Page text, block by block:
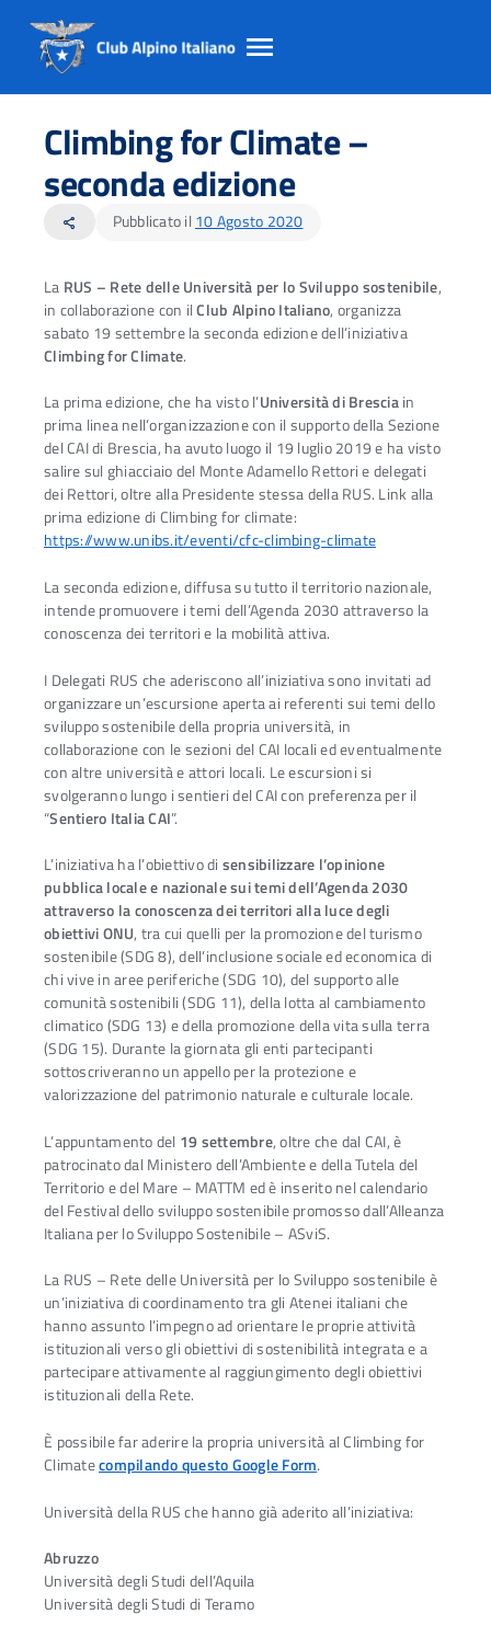
Salta
contento
Salta
Salta
Climbing for Climate –
seconda edizione
share Pubblicato il 10 Agosto 2020
La RUS – Rete delle Università per lo Sviluppo sostenibile,
in collaborazione con ilClub Alpino Italiano, organizza
sabato 19 settembre la seconda edizione dell’iniziativa
Climbing for Climate.
La prima edizione, che ha visto l’Università di Bresciain
prima linea nell’organizzazione con il supporto della Sezione
del CAI di Brescia, ha avuto luogo il 19 luglio 2019 e ha visto
salire sul ghiacciaio del Monte Adamello Rettori e delegati
dei Rettori, oltre alla Presidente stessa della RUS. Link alla
prima edizione di Climbing for climate:
https://www.unibs.it/eventi/cfc-climbing-climate
La seconda edizione, diffusa su tutto il territorio nazionale,
intende promuovere i temi dell’Agenda 2030 attraverso la
conoscenza dei territori e la mobilità attiva.
I Delegati RUS che aderiscono all’iniziativa sono invitati ad
organizzare un’escursione aperta ai referenti sui temi dello
sviluppo sostenibile della propria università, in
collaborazione con le sezioni del CAI locali ed eventualmente
con altre università e attori locali. Le escursioni si
svolgeranno lungo i sentieri del CAI con preferenza per il
“Sentiero Italia CAI”.
L’iniziativa ha l’obiettivo di sensibilizzare l’opinione
pubblica locale e nazionale sui temi dell’Agenda 2030
attraverso la conoscenza dei territori alla luce degli
obiettivi ONU, tra cui quelli per la promozione del turismo
sostenibile (SDG 8), dell’inclusione sociale ed economica di
chi vive in aree periferiche (SDG 10), del supporto alle
comunità sostenibili (SDG 11), della lotta al cambiamento
climatico (SDG 13) e della promozione della vita sulla terra
(SDG 15). Durante la giornata gli enti partecipanti
sottoscriveranno un appello per la protezione e
valorizzazione del patrimonio naturale e culturale locale.
L’appuntamento del 19 settembre, oltre che dal CAI, è
patrocinato dal Ministero dell’Ambiente e della Tutela del
Territorio e del Mare – MATTM ed è inserito nel calendario
del Festival dello sviluppo sostenibile promosso dall’Alleanza
Italiana per lo Sviluppo Sostenibile – ASviS.
La RUS – Rete delle Università per lo Sviluppo sostenibile è
un’iniziativa di coordinamento tra gli Atenei italiani che
hanno assunto l’impegno ad orientare le proprie attività
istituzionali verso gli obiettivi di sostenibilità integrata e a
partecipare attivamente al raggiungimento degli obiettivi
istituzionali della Rete.
È possibile far aderire la propria università al Climbing for
Climatecompilando questo Google Form.
Università della RUS che hanno già aderito all’iniziativa:
Abruzzo
Università degli Studi dell’Aquila
Università degli Studi di Teramo